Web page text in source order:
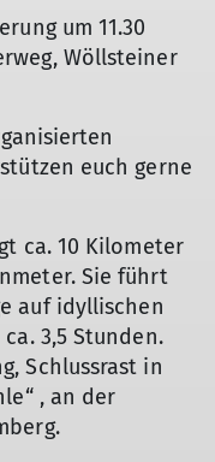
um 11.30
Wöllsteiner
euch gerne
ca. 10 Kilometer
Sie führt
auf idyllischen
3,5 Stunden.
Schlussrast in
, an der